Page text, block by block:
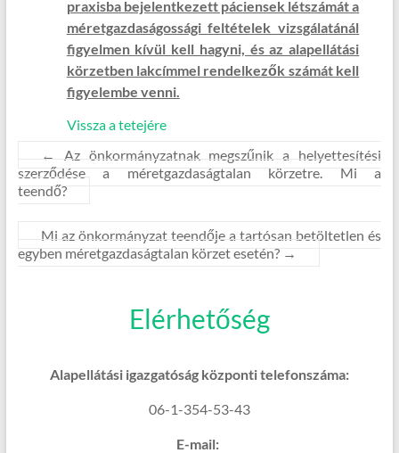
praxisba bejelentkezett páciensek létszámát a
méretgazdaságossági feltételek vizsgálatánál
figyelmen kívül kell hagyni, és az alapellátási
körzetben lakcímmel rendelkezők számát kell
figyelembe venni.
Vissza a tetejére
←
Az önkormányzatnak megszűnik a helyettesítési
szerződése a méretgazdaságtalan körzetre. Mi a
teendő?
Mi az önkormányzat teendője a tartósan betöltetlen és
egyben méretgazdaságtalan körzet esetén? →
Elérhetőség
Alapellátási igazgatóság központi telefonszáma:
06-1-354-53-43
E-mail: